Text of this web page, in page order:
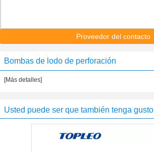
Proveedor del contacto
Bombas de lodo de perforación
[Más detalles]
Usted puede ser que también tenga gusto